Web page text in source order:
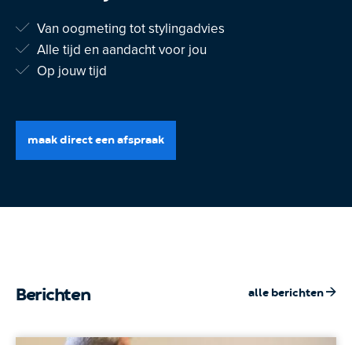
Van oogmeting tot stylingadvies
Alle tijd en aandacht voor jou
Op jouw tijd
maak direct een afspraak
Berichten alle berichten